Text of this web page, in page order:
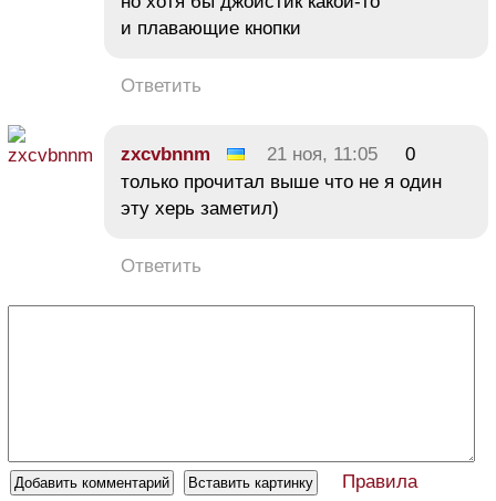
и плавающие кнопки
Ответить
zxcvbnnm 21 ноя, 11:05
0
только прочитал выше что не я один
эту херь заметил)
Ответить
Правила